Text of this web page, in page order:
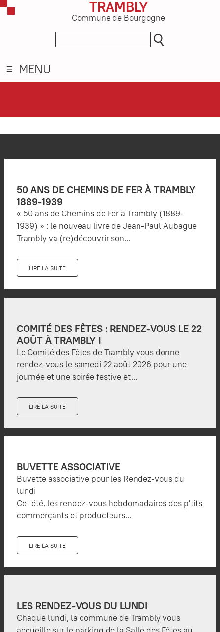
TRAMBLY
Commune de Bourgogne
MENU
50 ANS DE CHEMINS DE FER À TRAMBLY
1889-1939
« 50 ans de Chemins de Fer à Trambly (1889-
1939) » : le nouveau livre de Jean-Paul Aubague
Trambly va (re)découvrir son...
LIRE LA SUITE
COMITÉ DES FÊTES : RENDEZ-VOUS LE 22
AOÛT À TRAMBLY !
Le Comité des Fêtes de Trambly vous donne
rendez-vous le samedi 22 août 2026 pour une
journée et une soirée festive et...
LIRE LA SUITE
BUVETTE ASSOCIATIVE
Buvette associative pour les Rendez-vous du
lundi
Cet été, les rendez-vous hebdomadaires des p'tits
commerçants et producteurs...
LIRE LA SUITE
LES RENDEZ-VOUS DU LUNDI
Chaque lundi, la commune de Trambly vous